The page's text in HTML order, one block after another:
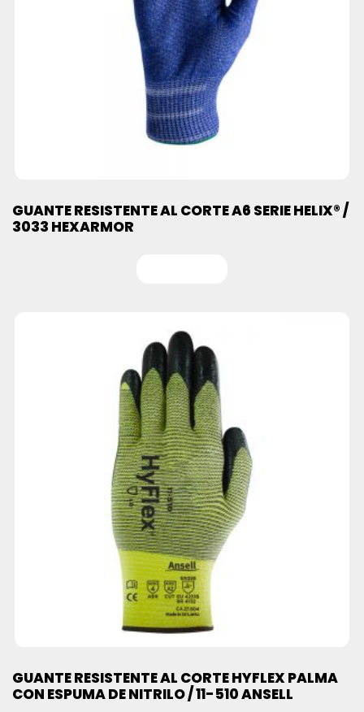
GUANTE RESISTENTE AL CORTE A6 SERIE HELIX® /
3033 HEXARMOR
GUANTE RESISTENTE AL CORTE HYFLEX PALMA
CON ESPUMA DE NITRILO / 11-510 ANSELL